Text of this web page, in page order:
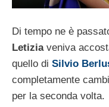
Di tempo ne è
Letiziaveniva
quello di Silvio
completamente
per la seconda volta.